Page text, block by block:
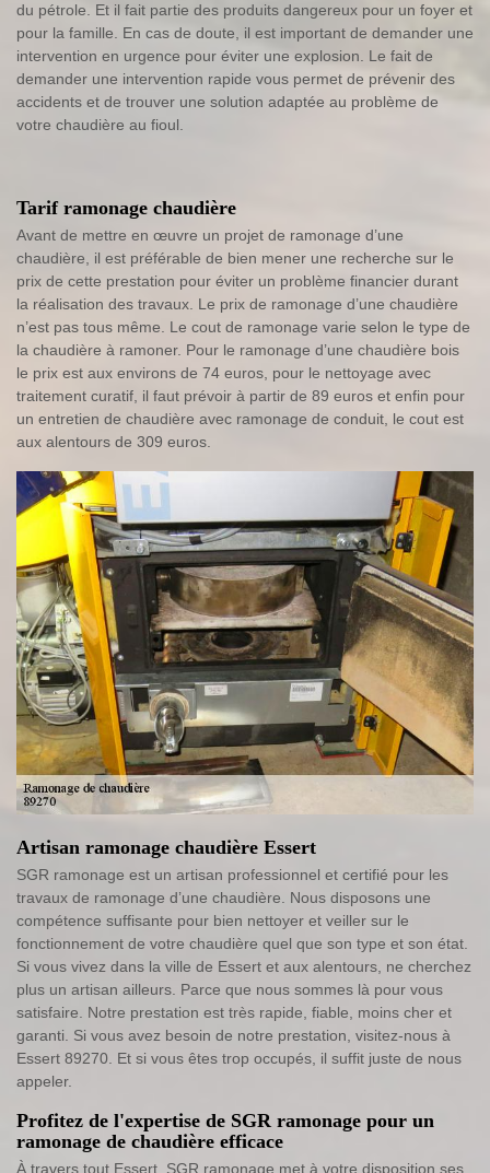
du pétrole. Et il fait partie des produits dangereux pour un foyer et
pour la famille. En cas de doute, il est important de demander une
intervention en urgence pour éviter une explosion. Le fait de
demander une intervention rapide vous permet de prévenir des
accidents et de trouver une solution adaptée au problème de
votre chaudière au fioul.
Tarif ramonage chaudière
Avant de mettre en œuvre un projet de ramonage d’une
chaudière, il est préférable de bien mener une recherche sur le
prix de cette prestation pour éviter un problème financier durant
la réalisation des travaux. Le prix de ramonage d’une chaudière
n’est pas tous même. Le cout de ramonage varie selon le type de
la chaudière à ramoner. Pour le ramonage d’une chaudière bois
le prix est aux environs de 74 euros, pour le nettoyage avec
traitement curatif, il faut prévoir à partir de 89 euros et enfin pour
un entretien de chaudière avec ramonage de conduit, le cout est
aux alentours de 309 euros.
Artisan ramonage chaudière Essert
SGR ramonage est un artisan professionnel et certifié pour les
travaux de ramonage d’une chaudière. Nous disposons une
compétence suffisante pour bien nettoyer et veiller sur le
fonctionnement de votre chaudière quel que son type et son état.
Si vous vivez dans la ville de Essert et aux alentours, ne cherchez
plus un artisan ailleurs. Parce que nous sommes là pour vous
satisfaire. Notre prestation est très rapide, fiable, moins cher et
garanti. Si vous avez besoin de notre prestation, visitez-nous à
Essert 89270. Et si vous êtes trop occupés, il suffit juste de nous
appeler.
Profitez de l'expertise de SGR ramonage pour un
ramonage de chaudière efficace
À travers tout Essert, SGR ramonage met à votre disposition ses